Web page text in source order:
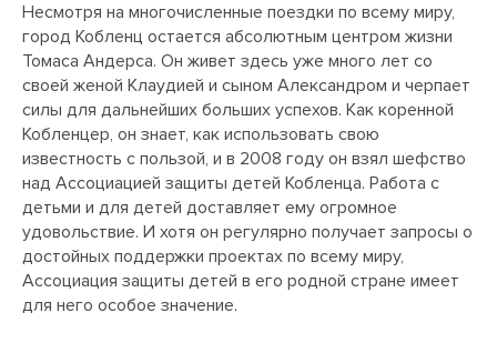
Несмотря на многочисленные поездки по всему миру,
город Кобленц остается абсолютным центром жизни
Томаса Андерса. Он живет здесь уже много лет со
своей женой Клаудией и сыном Александром и черпает
силы для дальнейших больших успехов. Как коренной
Кобленцер, он знает, как использовать свою
известность с пользой, и в 2008 году он взял шефство
над Ассоциацией защиты детей Кобленца. Работа с
детьми и для детей доставляет ему огромное
удовольствие. И хотя он регулярно получает запросы о
достойных поддержки проектах по всему миру,
Ассоциация защиты детей в его родной стране имеет
для него особое значение.